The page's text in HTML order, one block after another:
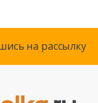
на рассылку